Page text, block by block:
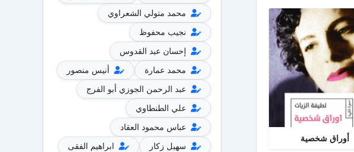
أوراق شخصية
محمد متولي الشعراوي
نجيب محفوظ
إحسان عبد القدوس
محمد عمارة
أنيس منصور
عبد الرحمن الجوزي أبو الفرج
علي الطنطاوي
عباس محمود العقاد
سهيل زكار
ابراهيم الفقى